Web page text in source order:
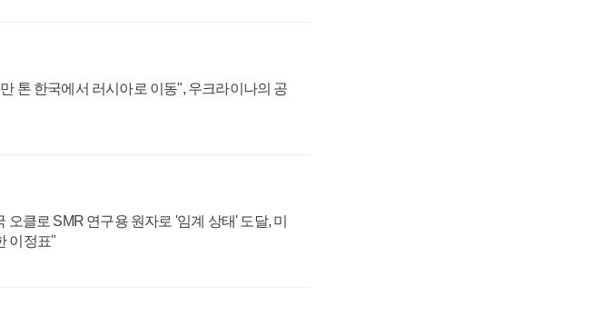
톤 한국에서 러시아로 이동", 우크라이나의 공
오클로 SMR 연구용 원자로 '임계 상태' 도달, 미
이정표"